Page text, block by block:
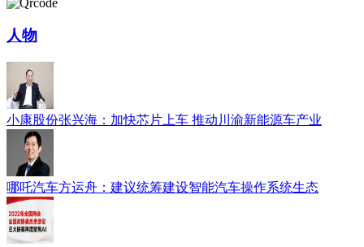
人物
小康股份张兴海：加快芯片上车 推动川渝新能源车产业
哪吒汽车方运舟：建议统筹建设智能汽车操作系统生态